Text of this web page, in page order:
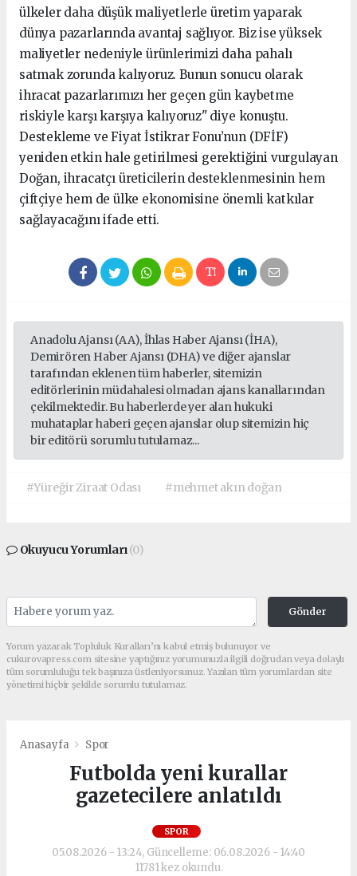
ülkeler daha düşük maliyetlerle üretim yaparak
dünya pazarlarında avantaj sağlıyor. Biz ise yüksek
maliyetler nedeniyle ürünlerimizi daha pahalı
satmak zorunda kalıyoruz. Bunun sonucu olarak
ihracat pazarlarımızı her geçen gün kaybetme
riskiyle karşı karşıya kalıyoruz" diye konuştu.
Destekleme ve Fiyat İstikrar Fonu’nun (DFİF)
yeniden etkin hale getirilmesi gerektiğini vurgulayan
Doğan, ihracatçı üreticilerin desteklenmesinin hem
çiftçiye hem de ülke ekonomisine önemli katkılar
sağlayacağını ifade etti.
Anadolu Ajansı (AA), İhlas Haber Ajansı (İHA),
Demirören Haber Ajansı (DHA) ve diğer ajanslar
tarafından eklenen tüm haberler, sitemizin
editörlerinin müdahalesi olmadan ajans kanallarından
çekilmektedir. Bu haberlerde yer alan hukuki
muhataplar haberi geçen ajanslar olup sitemizin hiç
bir editörü sorumlu tutulamaz...
#Yüreğir Ziraat Odası #mehmet akın doğan
Okuyucu Yorumları(0)
Gönder
Yorum yazarak Topluluk Kuralları’nı kabul etmiş bulunuyor ve
cukurovapress.com sitesine yaptığınız yorumunuzla ilgili doğrudan veya dolaylı
tüm sorumluluğu tek başınıza üstleniyorsunuz. Yazılan tüm yorumlardan site
yönetimi hiçbir şekilde sorumlu tutulamaz.
Anasayfa Spor
Futbolda yeni kurallar
gazetecilere anlatıldı
SPOR
05.08.2026 - 13:24, Güncelleme: 06.08.2026 - 14:40
11781 kez okundu.